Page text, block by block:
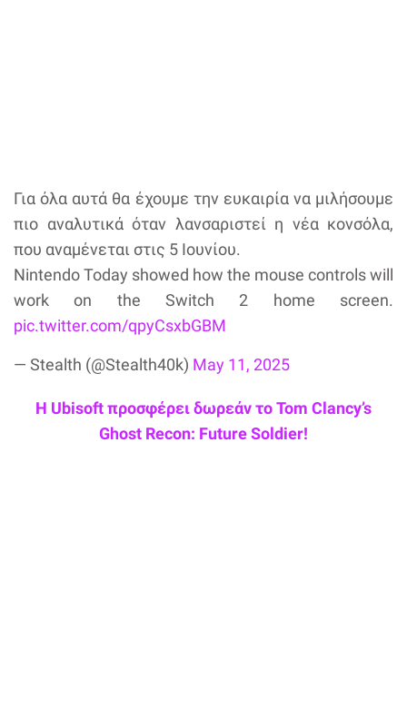
Για όλα αυτά θα έχουμε την ευκαιρία να μιλήσουμε
πιο αναλυτικά όταν λανσαριστεί η νέα κονσόλα,
που αναμένεται στις 5 Ιουνίου.
Nintendo Today showed how the mouse controls will
work on the Switch 2 home screen.
pic.twitter.com/qpyCsxbGBM
— Stealth (@Stealth40k) May 11, 2025
Η Ubisoft προσφέρει δωρεάν το Tom Clancy’s
Ghost Recon: Future Soldier!